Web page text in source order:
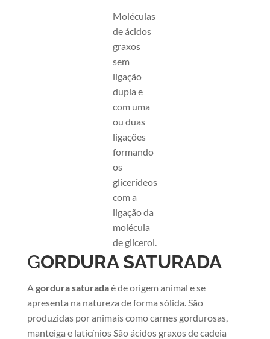
Moléculas
de ácidos
graxos
sem
ligação
dupla e
com uma
ou duas
ligações
formando
os
glicerídeos
com a
ligação da
molécula
de glicerol.
GORDURA SATURADA
Agordura saturadaé de origem animal e se
apresenta na natureza de forma sólida. São
produzidas por animais como carnes gordurosas,
manteiga e laticínios São ácidos graxos de cadeia